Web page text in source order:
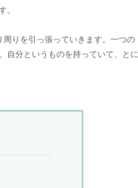
りを引っ張っていきます。一つの
自分というものを持っていて、とに